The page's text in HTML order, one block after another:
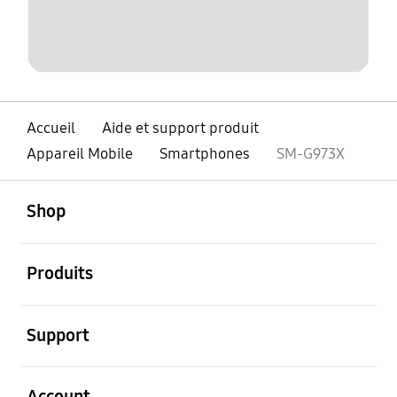
Accueil
Aide et support produit
Appareil Mobile
Smartphones SM-G973X
Shop
Produits
Support